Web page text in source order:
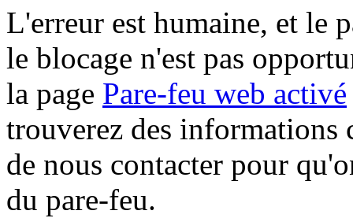
L'erreur est humaine, et le
le blocage n'est pas
la page Pare-feu web activé
trouverez des informations
de nous contacter pour
du pare-feu.